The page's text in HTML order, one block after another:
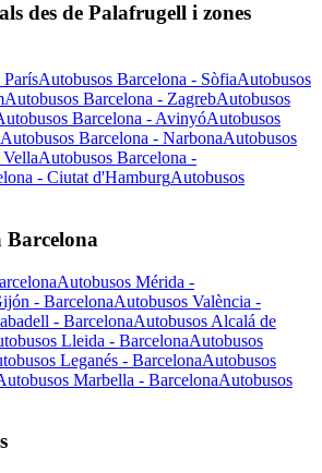
des de Palafrugell i zones
Autobusos Barcelona - SòfiaAutobusos
Autobusos Barcelona - ZagrebAutobusos
Barcelona - AvinyóAutobusos
Autobusos Barcelona - NarbonaAutobusos
Autobusos Barcelona -
- Ciutat d'HamburgAutobusos
Barcelona
Autobusos Mérida -
- BarcelonaAutobusos València -
- BarcelonaAutobusos Alcalá de
Lleida - BarcelonaAutobusos
Leganés - BarcelonaAutobusos
Marbella - BarcelonaAutobusos